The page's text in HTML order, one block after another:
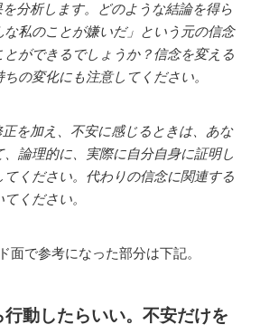
分析します。どのような結論を得ら
な私のことが嫌いだ」という元の信念
ができるでしょうか？信念を変える
の変化にも注意してください。
を加え、不安に感じるときは、あな
、論理的に、実際に自分自身に証明し
てください。代わりの信念に関連する
ください。
面で参考になった部分は下記。
行動したらいい。不安だけを